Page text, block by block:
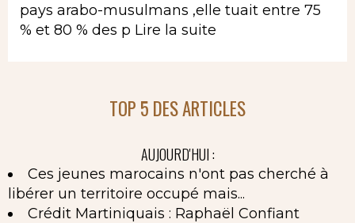
pays arabo-musulmans ,elle tuait entre 75
% et 80 % des p Lire la suite
TOP 5 DES ARTICLES
AUJOURD'HUI :
Ces jeunes marocains n'ont pas cherché à
libérer un territoire occupé mais...
Crédit Martiniquais : Raphaël Confiant